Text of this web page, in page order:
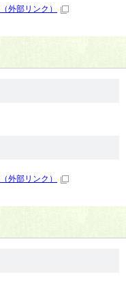
（外部リンク）
（外部リンク）